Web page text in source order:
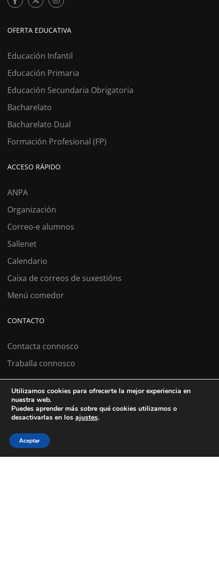
OFERTA EDUCATIVA
Educación Infantil
Educación Primaria
Educación Secundaria Obrigatoria
Bacharelato
Bacharelato Dual
Formación Profesional (FP)
ACCESO RÁPIDO
ANPA
Organización
Correo-e alumnos
Sallenet
Calendario
Caixa de correos de suxestións
Menú comedor
CONTACTO
Contacta connosco
Traballa connosco
Colexio La Salle Santiago
Aviso Legal
Política de cookies
Política de privacidad
Utilizamos cookies para ofrecerte la mejor experiencia en
nuestra web.
Puedes aprender más sobre qué cookies utilizamos o
desactivarlas en los ajustes.
Aceptar